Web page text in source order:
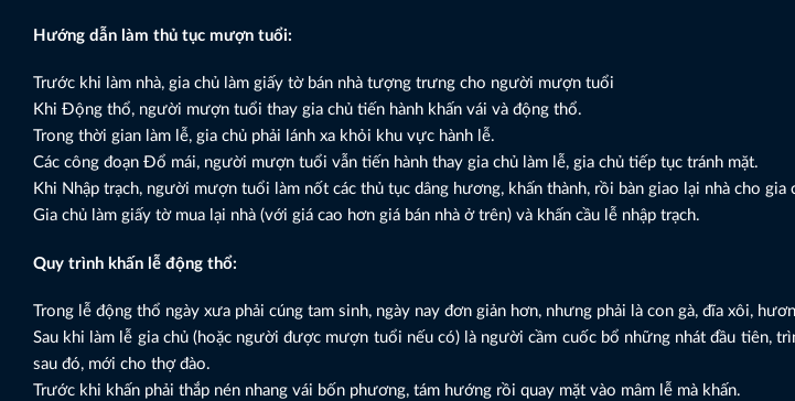
Hướng dẫn làm thủ tục mượn tuổi:
Trước khi làm nhà, gia chủ làm giấy tờ bán nhà tượng trưng cho người mượn tuổi
Khi Động thổ, người mượn tuổi thay gia chủ tiến hành khấn vái và động thổ.
Trong thời gian làm lễ, gia chủ phải lánh xa khỏi khu vực hành lễ.
Các công đoạn Đổ mái, người mượn tuổi vẫn tiến hành thay gia chủ làm lễ, gia chủ tiếp tục tránh mặt.
Khi Nhập trạch, người mượn tuổi làm nốt các thủ tục dâng hương, khấn thành, rồi bàn giao lại nhà cho gia
Gia chủ làm giấy tờ mua lại nhà (với giá cao hơn giá bán nhà ở trên) và khấn cầu lễ nhập trạch.
Quy trình khấn lễ động thổ:
Trong lễ động thổ ngày xưa phải cúng tam sinh, ngày nay đơn giản hơn, nhưng phải là con gà, đĩa xôi,
Sau khi làm lễ gia chủ (hoặc người được mượn tuổi nếu có) là người cầm cuốc bổ những nhát đầu tiên,
sau đó, mới cho thợ đào.
Trước khi khấn phải thắp nén nhang vái bốn phương, tám hướng rồi quay mặt vào mâm lễ mà khấn.